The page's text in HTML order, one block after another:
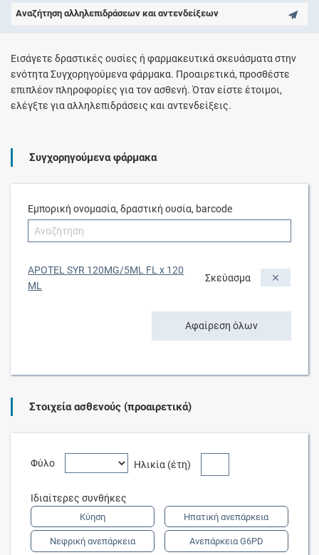
Αναζήτηση αλληλεπιδράσεων και αντενδείξεων
Εισάγετε δραστικές ουσίες ή φαρμακευτικά σκευάσματα στην
ενότητα Συγχορηγούμενα φάρμακα. Προαιρετικά, προσθέστε
επιπλέον πληροφορίες για τον ασθενή. Όταν είστε έτοιμοι,
ελέγξτε για αλληλεπιδράσεις και αντενδείξεις.
Συγχορηγούμενα φάρμακα
Εμπορική ονομασία, δραστική ουσία, barcode
APOTEL SYR 120MG/5ML FL x 120
ML
Σκεύασμα
Αφαίρεση όλων
Στοιχεία ασθενούς (προαιρετικά)
Φύλο Ηλικία (έτη)
Ιδιαίτερες συνθήκες
Κύηση
Νεφρική ανεπάρκεια
Ηπατική ανεπάρκεια
Ανεπάρκεια G6PD